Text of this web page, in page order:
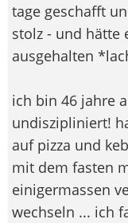
tage geschafft
stolz - und hätte
ausgehalten
ich bin 46 jahre
undiszipliniert!
auf pizza und
mit dem fasten
einigermassen
wechseln ... ich